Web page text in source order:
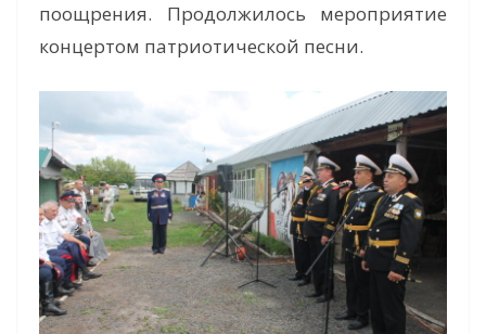
поощрения. Продолжилось мероприятие
концертом патриотической песни.